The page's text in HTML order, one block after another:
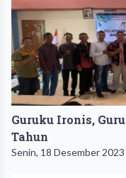
Guruku Ironis,
Tahun
Senin, 18 Desember 2023